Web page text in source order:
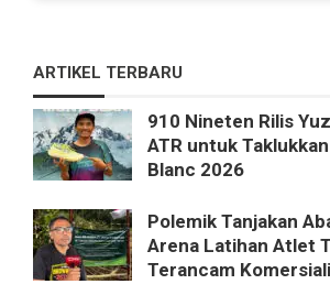
ARTIKEL TERBARU
910 Nineten Rilis
ATR untuk
Blanc 2026
Polemik Tanjakan
Arena Latihan Atlet
Terancam